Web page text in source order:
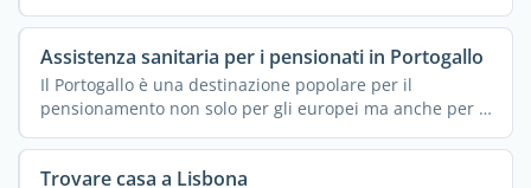
Assistenza sanitaria per i pensionati in Portogallo
Il Portogallo è una destinazione popolare per il
pensionamento non solo per gli europei ma anche per i
...
Trovare casa a Lisbona